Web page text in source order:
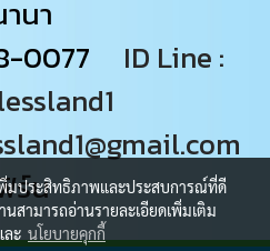
นา
0077
ID Line :
ร์น
พิ่มประสิทธิภาพและประสบการณ์ที่ดี
นสามารถอ่านรายละเอียดเพิ่มเติม
ละ นโยบายคุกกี้